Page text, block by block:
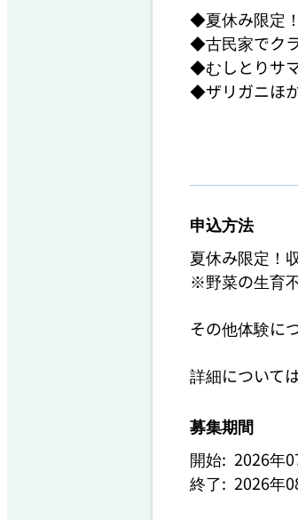
◆夏休み限定
◆古民家でク
◆むしとりサ
◆ザリガニほ
申込方法
夏休み限定！
※野菜の生育
その他体験に
詳細について
募集期間
開始: 2026年
終了: 2026年